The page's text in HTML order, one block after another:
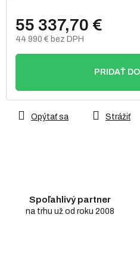
55 337,70 €
44 990 € bez DPH
Jednotková
PRIDAŤ
Opýtať sa Strážiť
Spoľahlivý partner
na trhu už od roku 2008